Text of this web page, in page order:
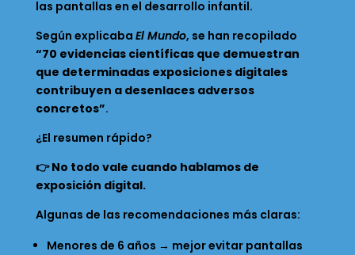
las pantallas en el desarrollo infantil.
Según explicaba El Mundo, se han recopilado
“70 evidencias científicas que demuestran
que determinadas exposiciones digitales
contribuyen a desenlaces adversos
concretos”.
¿El resumen rápido?
👉No todo vale cuando hablamos de
exposición digital.
Algunas de las recomendaciones más claras:
Menores de 6 años → mejor evitar pantallas